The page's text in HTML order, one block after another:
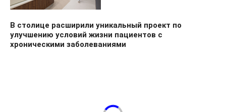
В столице расширили уникальный проект по
улучшению условий жизни пациентов с
хроническими заболеваниями